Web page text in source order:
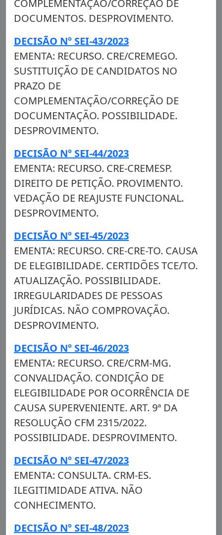
COMPLEMENTAÇÃO/CORREÇÃO DE
DOCUMENTOS. DESPROVIMENTO.
DECISÃO Nº SEI-43/2023
EMENTA: RECURSO. CRE/CREMEGO.
SUSTITUIÇÃO DE CANDIDATOS NO
PRAZO DE
COMPLEMENTAÇÃO/CORREÇÃO DE
DOCUMENTAÇÃO. POSSIBILIDADE.
DESPROVIMENTO.
DECISÃO Nº SEI-44/2023
EMENTA: RECURSO. CRE-CREMESP.
DIREITO DE PETIÇÃO. PROVIMENTO.
VEDAÇÃO DE REAJUSTE FUNCIONAL.
DESPROVIMENTO.
DECISÃO Nº SEI-45/2023
EMENTA: RECURSO. CRE-CRE-TO. CAUSA
DE ELEGIBILIDADE. CERTIDÕES TCE/TO.
ATUALIZAÇÃO. POSSIBILIDADE.
IRREGULARIDADES DE PESSOAS
JURÍDICAS. NÃO COMPROVAÇÃO.
DESPROVIMENTO.
DECISÃO Nº SEI-46/2023
EMENTA: RECURSO. CRE/CRM-MG.
CONVALIDAÇÃO. CONDIÇÃO DE
ELEGIBILIDADE POR OCORRÊNCIA DE
CAUSA SUPERVENIENTE. ART. 9ª DA
RESOLUÇÃO CFM 2315/2022.
POSSIBILIDADE. DESPROVIMENTO.
DECISÃO Nº SEI-47/2023
EMENTA: CONSULTA. CRM-ES.
ILEGITIMIDADE ATIVA. NÃO
CONHECIMENTO.
DECISÃO Nº SEI-48/2023